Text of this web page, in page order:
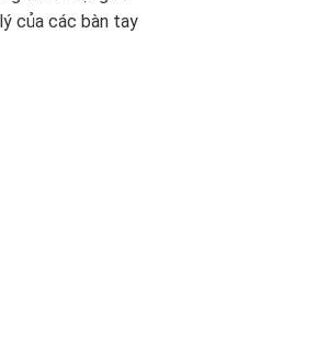
của các bàn tay